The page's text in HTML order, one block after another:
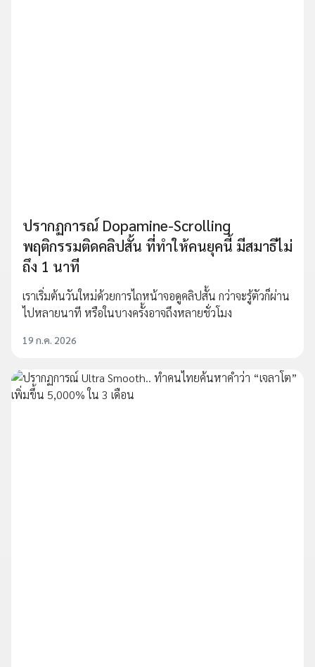
ปรากฏการณ์ Dopamine-Scrolling
พฤติกรรมติดคลิปสั้น ที่ทำให้คนยุคนี้ มีสมาธิไม่
ถึง 1 นาที
เราเริ่มต้นวันใหม่ด้วยการไถหน้าจอดูคลิปสั้น กว่าจะรู้ตัวก็ผ่าน
ไปหลายนาที หรือในบางครั้งอาจถึงหลายชั่วโมง
19 ก.ค. 2026